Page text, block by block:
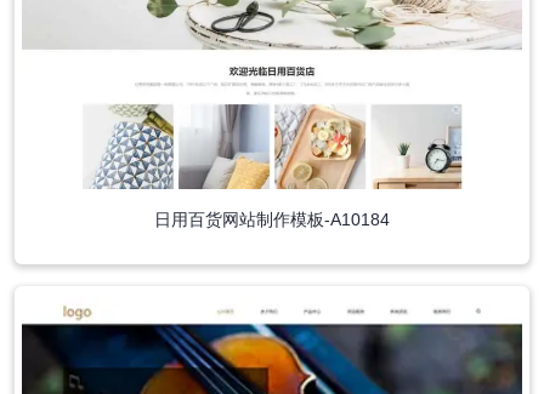
日用百货网站制作模板-A10184